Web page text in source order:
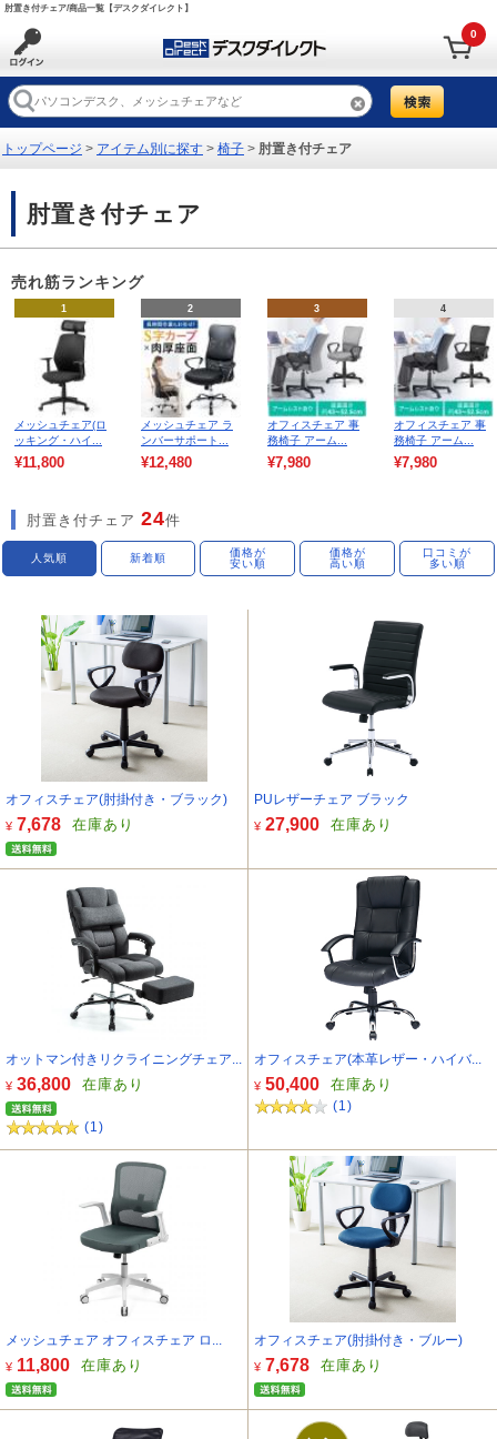
肘置き付チェア/商品一覧【デスクダイレクト】
0
トップページ > アイテム別に探す > 椅子 > 肘置き付チェア
肘置き付チェア
売れ筋ランキング
1
メッシュチェア(ロ
ッキング・ハイ...
¥11,800
2
メッシュチェア ラ
ンバーサポート...
¥12,480
3
オフィスチェア 事
務椅子 アーム...
¥7,980
4
オフィスチェア 事
務椅子 アーム...
¥7,980
肘置き付チェア 24件
人気順 新着順
価格が
安い順
価格が
高い順
口コミが
多い順
オフィスチェア(肘掛付き・ブラック)
¥ 7,678 在庫あり
PUレザーチェア ブラック
¥ 27,900 在庫あり
オットマン付きリクライニングチェア...
¥ 36,800 在庫あり
(1)
オフィスチェア(本革レザー・ハイバ...
¥ 50,400 在庫あり
(1)
メッシュチェア オフィスチェア ロ...
¥ 11,800 在庫あり
オフィスチェア(肘掛付き・ブルー)
¥ 7,678 在庫あり